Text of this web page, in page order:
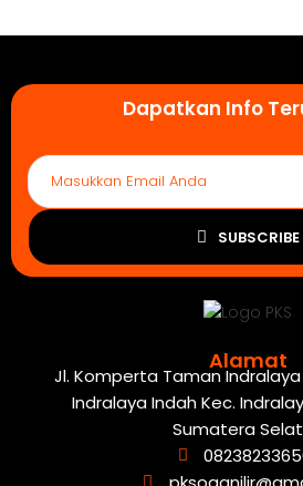
Dapatkan Info
SUBSCRIBE
Alamat
Jl. Komperta Taman Indralaya
Indralaya Indah Kec.
Sumatera